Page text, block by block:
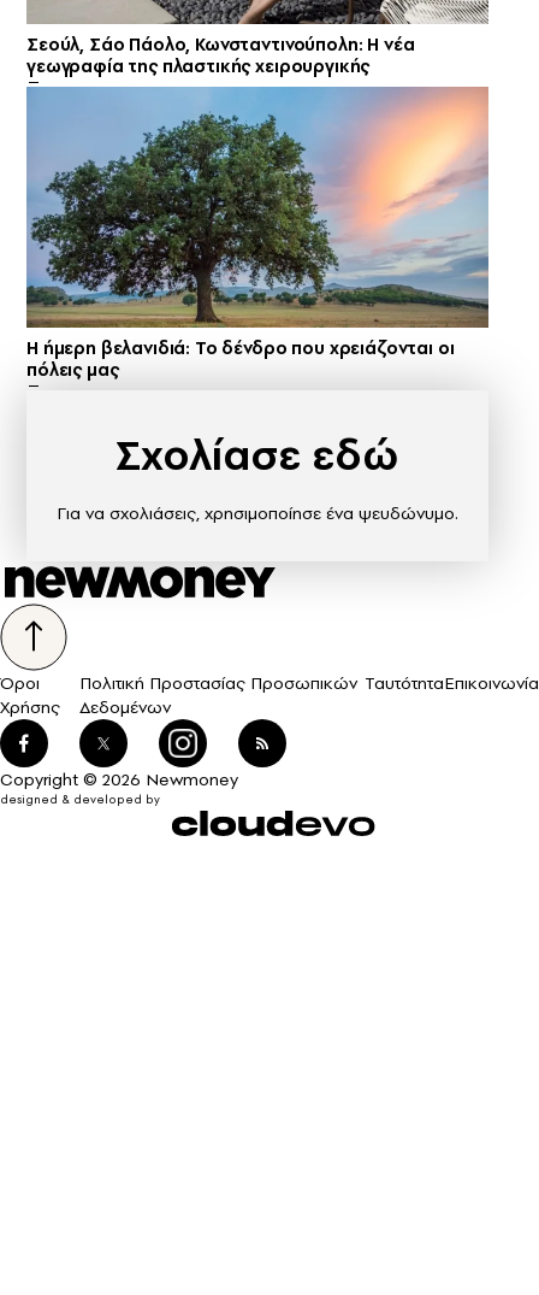
Σεούλ, Σάο Πάολο, Κωνσταντινούπολη: Η νέα
γεωγραφία της πλαστικής χειρουργικής
Η ήμερη βελανιδιά: Το δένδρο που χρειάζονται οι
πόλεις μας
Σχολίασε εδώ
Για να σχολιάσεις, χρησιμοποίησε ένα ψευδώνυμο.
Όροι
Χρήσης
Πολιτική Προστασίας Προσωπικών
Δεδομένων
ΤαυτότηταΕπικοινωνία
Copyright © 2026 Newmoney
designed & developed by